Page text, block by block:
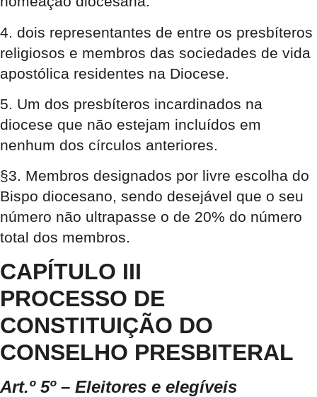
4. dois representantes de entre os presbíteros
religiosos e membros das sociedades de vida
apostólica residentes na Diocese.
5. Um dos presbíteros incardinados na
diocese que não estejam incluídos em
nenhum dos círculos anteriores.
§3. Membros designados por livre escolha do
Bispo diocesano, sendo desejável que o seu
número não ultrapasse o de 20% do número
total dos membros.
CAPÍTULO III
PROCESSO DE
CONSTITUIÇÃO DO
CONSELHO PRESBITERAL
Art.º 5º – Eleitores e elegíveis